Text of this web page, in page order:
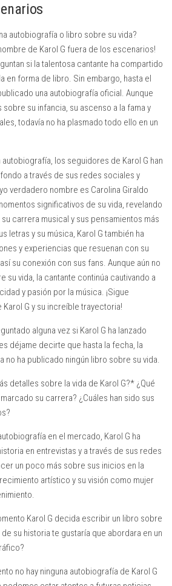
autobiografía o libro sobre su vida?
de Karol G fuera de los escenarios!
si la talentosa cantante ha compartido
en forma de libro. Sin embargo, hasta el
una autobiografía oficial. Aunque
sobre su infancia, su ascenso a la fama y
todavía no ha plasmado todo ello en un
los seguidores de Karol G han
a través de sus redes sociales y
verdadero nombre es Carolina Giraldo
significativos de su vida, revelando
carrera musical y sus pensamientos más
letras y su música, Karol G también ha
y experiencias que resuenan con su
su conexión con sus fans. Aunque aún no
su vida, la cantante continúa cautivando a
y pasión por la música. ¡Sigue
G y su increíble trayectoria!
alguna vez si Karol G ha lanzado
déjame decirte que hasta la fecha, la
no ha publicado ningún libro sobre su vida.
detalles sobre la vida de Karol G?* ¿Qué
su carrera? ¿Cuáles han sido sus
en el mercado, Karol G ha
en entrevistas y a través de sus redes
un poco más sobre sus inicios en la
artístico y su visión como mujer
Karol G decida escribir un libro sobre
su historia te gustaría que abordara en un
no hay ninguna autobiografía de Karol G